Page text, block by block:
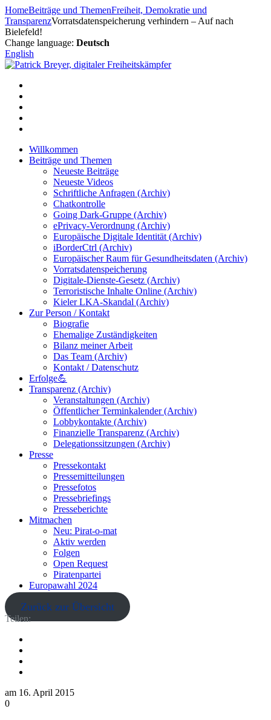
Zum
Inhalt
springen
HomeBeiträge und ThemenFreiheit, Demokratie und
TransparenzVorratsdatenspeicherung verhindern – Auf nach
Bielefeld!
Change language: Deutsch
English
Willkommen
Beiträge und Themen
Neueste Beiträge
Neueste Videos
Schriftliche Anfragen (Archiv)
Chatkontrolle
Going Dark-Gruppe (Archiv)
ePrivacy-Verordnung (Archiv)
Europäische Digitale Identität (Archiv)
iBorderCtrl (Archiv)
Europäischer Raum für Gesundheitsdaten (Archiv)
Vorratsdatenspeicherung
Digitale-Dienste-Gesetz (Archiv)
Terroristische Inhalte Online (Archiv)
Kieler LKA-Skandal (Archiv)
Zur Person / Kontakt
Biografie
Ehemalige Zuständigkeiten
Bilanz meiner Arbeit
Das Team (Archiv)
Kontakt / Datenschutz
Erfolge💪
Transparenz (Archiv)
Veranstaltungen (Archiv)
Öffentlicher Terminkalender (Archiv)
Lobbykontakte (Archiv)
Finanzielle Transparenz (Archiv)
Delegationssitzungen (Archiv)
Presse
Pressekontakt
Pressemitteilungen
Pressefotos
Pressebriefings
Presseberichte
Mitmachen
Neu: Pirat-o-mat
Aktiv werden
Folgen
Open Request
Piratenpartei
Europawahl 2024
Zurück zur Übersicht
Teilen:
am 16. April 2015
0